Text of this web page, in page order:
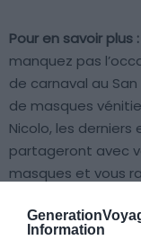
Information
Pour en savoir plus :
manquez pas
de carnaval au
de masques
Nicolo, les derniers
partageront avec
masques et vous
historiques.